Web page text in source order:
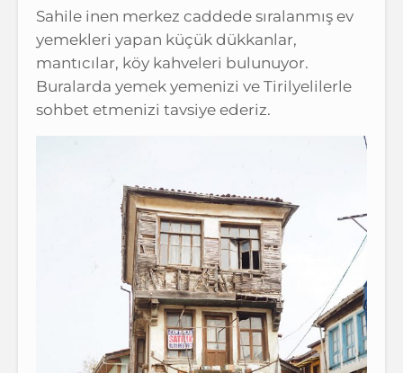
Sahile inen merkez caddede sıralanmış ev
yemekleri yapan küçük dükkanlar,
mantıcılar, köy kahveleri bulunuyor.
Buralarda yemek yemenizi ve Tirilyelilerle
sohbet etmenizi tavsiye ederiz.